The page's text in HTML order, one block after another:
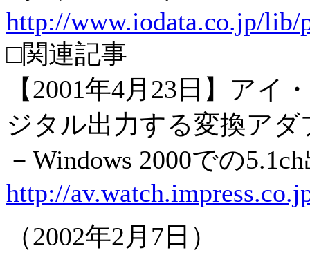
http://www.iodata.co.jp/lib/
□関連記事
【2001年4月23日】アイ
ジタル出力する変換アダ
－Windows 2000での
http://
（2002年2月7日）